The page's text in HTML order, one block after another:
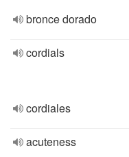
bronce dorado
cordials
cordiales
acuteness